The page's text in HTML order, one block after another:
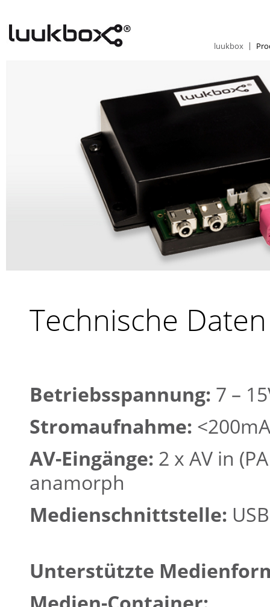
luukbox
Technische
Betriebsspannung: 7 –
Stromaufnahme:
AV-Eingänge: 2 x AV in
anamorph
Medienschnittstelle: USB
Unterstützte